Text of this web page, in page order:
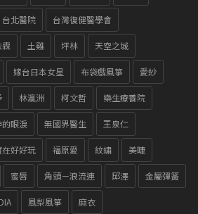
台北醫院 台灣復健醫學會
霖 土雞 坪林 天空之城
嫁台日本女星 布袋戲風箏 愛紗
林瀛洲 柯文哲 樂生療養院
的眼淚 無國界醫生 王泉仁
好好玩 福原愛 紋繡 美睫
蜜唇 角頭－浪流連 邱澤 金屬彈簧
風梨風箏 麻衣